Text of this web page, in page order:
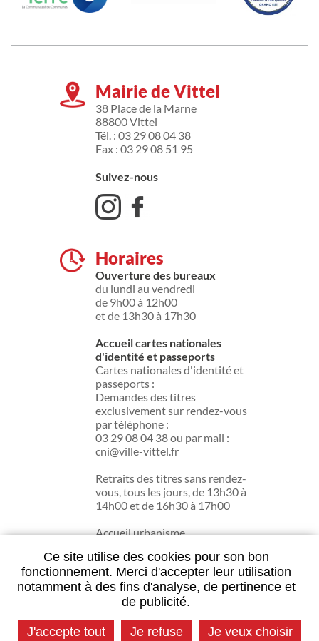
Ce site utilise des cookies pour son bon
fonctionnement. Merci d'accepter leur utilisation
notamment à des fins d'analyse, de pertinence et
de publicité.
J'accepte tout Je refuse Je veux choisir
Mairie de Vittel
38 Place de la Marne
88800 Vittel
Tél. : 03 29 08 04 38
Fax : 03 29 08 51 95
Suivez-nous
Horaires
Ouverture des bureaux
du lundi au vendredi
de 9h00 à 12h00
et de 13h30 à 17h30
Accueil cartes nationales
d'identité et passeports
Cartes nationales d'identité et
passeports :
Demandes des titres
exclusivement sur rendez-vous
par téléphone :
03 29 08 04 38 ou par mail :
cni@ville-vittel.fr
Retraits des titres sans rendez-
vous, tous les jours, de 13h30 à
14h00 et de 16h30 à 17h00
Accueil urbanisme
17h30.
Contactez la mairie